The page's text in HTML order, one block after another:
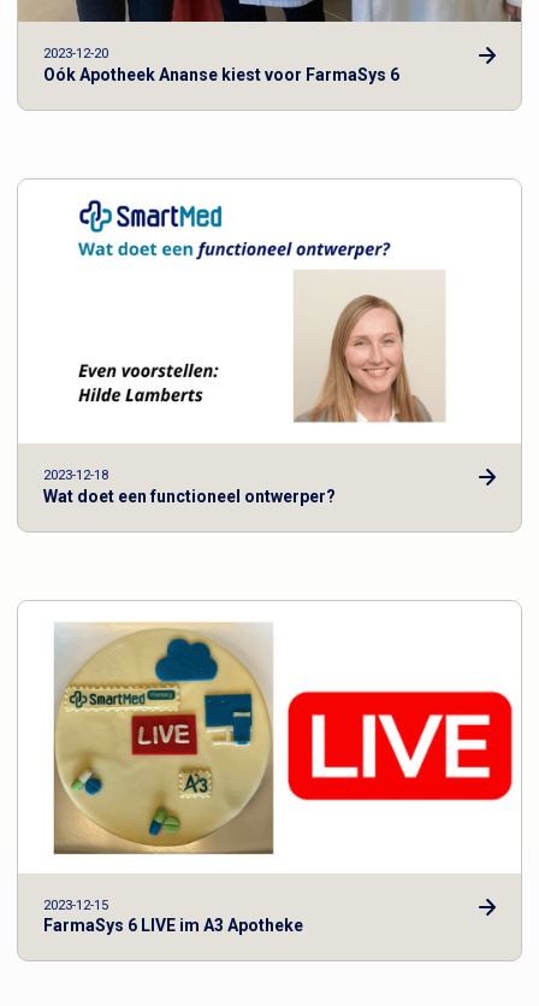
2023-12-20
Oók Apotheek Ananse kiest voor FarmaSys 6
2023-12-18
Wat doet een functioneel ontwerper?
2023-12-15
FarmaSys 6 LIVE im A3 Apotheke